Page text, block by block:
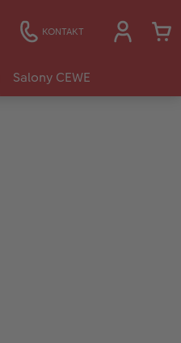
KONTAKT
Salony CEWE